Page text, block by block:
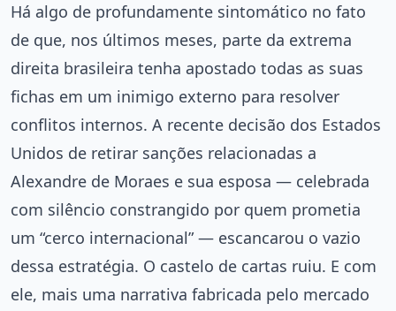
Há algo de profundamente sintomático no fato
de que, nos últimos meses, parte da extrema
direita brasileira tenha apostado todas as suas
fichas em um inimigo externo para resolver
conflitos internos. A recente decisão dos Estados
Unidos de retirar sanções relacionadas a
Alexandre de Moraes e sua esposa — celebrada
com silêncio constrangido por quem prometia
um “cerco internacional” — escancarou o vazio
dessa estratégia. O castelo de cartas ruiu. E com
ele, mais uma narrativa fabricada pelo mercado